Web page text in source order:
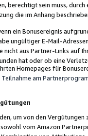
berechtigt sein muss,
die im Anhang
ein Bonusereignis
ungültiger E-Mail-
nicht aus Partner-Links auf
hat oder ob eine
Homepages für
am
um von den
vom Amazon